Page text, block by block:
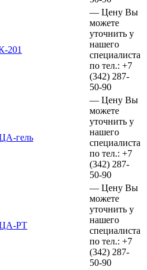
201
— Цену Вы
можете
уточнить у
нашего
специалиста
по тел.: +7
(342) 287-
50-90
гель
— Цену Вы
можете
уточнить у
нашего
специалиста
по тел.: +7
(342) 287-
50-90
РТ
— Цену Вы
можете
уточнить у
нашего
специалиста
по тел.: +7
(342) 287-
50-90